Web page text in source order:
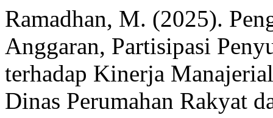
Ramadhan, M. (2025).
Anggaran, Partisipasi
terhadap Kinerja
Dinas Perumahan Rakyat